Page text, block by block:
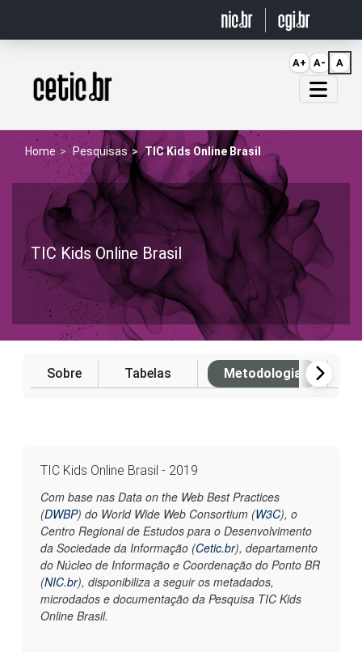
Página inicial
Home Pesquisas TIC Kids Online Brasil
TIC Kids Online Brasil
Sobre Tabelas Metodologia
TIC Kids Online Brasil - 2019
Com base nas Data on the Web Best Practices
(DWBP) do World Wide Web Consortium (W3C), o
Centro Regional de Estudos para o Desenvolvimento
da Sociedade da Informação (Cetic.br), departamento
do Núcleo de Informação e Coordenação do Ponto BR
(NIC.br), disponibiliza a seguir os metadados,
microdados e documentação da Pesquisa TIC Kids
Online Brasil.
A+ A- A